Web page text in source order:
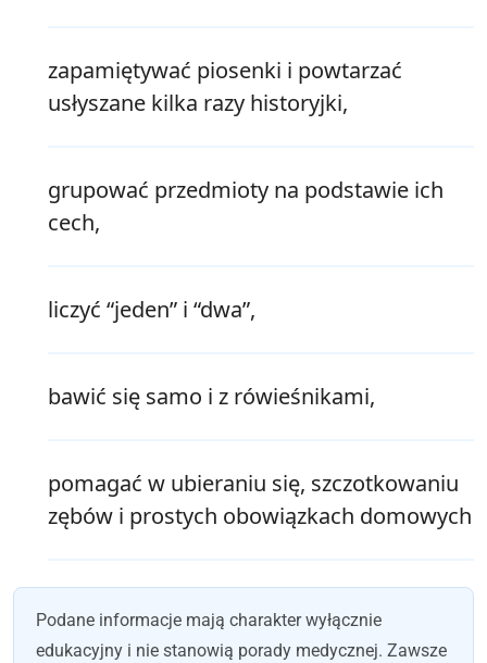
zapamiętywać piosenki i powtarzać
usłyszane kilka razy historyjki,
grupować przedmioty na podstawie ich
cech,
liczyć “jeden” i “dwa”,
bawić się samo i z rówieśnikami,
pomagać w ubieraniu się, szczotkowaniu
zębów i prostych obowiązkach domowych
Podane informacje mają charakter wyłącznie
edukacyjny i nie stanowią porady medycznej. Zawsze